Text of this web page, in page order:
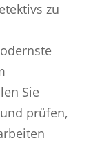
zu
Sie
prüfen,